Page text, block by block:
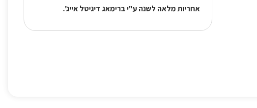
אחריות מלאה לשנה ע"י ברימאג דיגיטל אייג'.